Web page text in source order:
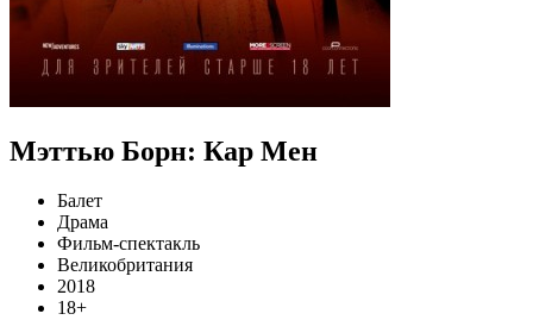
Мэттью Борн: Кар Мен
Балет
Драма
Фильм-спектакль
Великобритания
2018
18+